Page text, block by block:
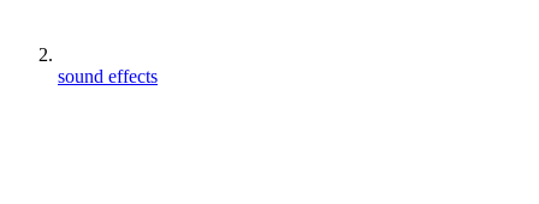
sound effects